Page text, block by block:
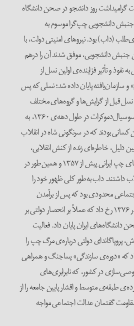
۱۳۸۶ به‌مناسبت گرامیداشت روز دانشجو در صحن دانشگاه
دانشجویی چپ‌گرا موسوم به
(داب) بود. نیروهای امنیتی دولت، با
جنبش دانشجویی، موفق شدند آن را درهم
نفوذ و تأثیر فزاینده‌ی اولین نسل از
سازمان‌یافته پایان داده شد؛ نسلی که پس
قبل از گرایش‌ها و گروه‌های مختلف
کمونیستی، سوسیالیستی و سوسیال‌دموکرات در طول دهه‌ی ۱۳۶۰، به
کسانی بودند که در سرنگونی شاه در انقلاب
دلیل، خاطره‌ای زنده از کنش انقلابی،
مسائل، دغدغه‌ها و فعالیت‌های چپ ایرانی پیش از ۱۳۵۷ و همین‌طور در
داشتند. داب به‌طور کلی ظهور خود را
محدودی بود که پس از برآمدن
جنبش اصلاحات در دولت در ۱۳۷۶ رخ داد که عملاً بر انحصار دولتی بر
ایران پایان داد. فعالیت
پروپاگاندای دولتی درباره‌ی مرگ چپ را
که «دوره‌ی سازندگی» پساجنگ و همراهی
در کشور، که نابرابری‌های
طبقه‌ی متوسط و اقشار پایین جامعه را از
گفتمان عدالت اجتماعی مواجه